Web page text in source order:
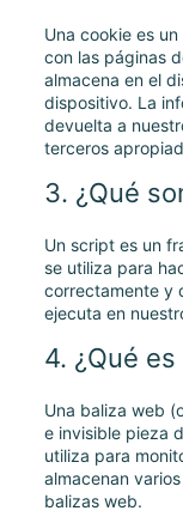
Una cookie es
con las páginas
almacena en el
dispositivo. La
devuelta a
terceros
3. ¿Qué
Un script es un
se utiliza para
correctamente y
ejecuta en
4. ¿Qué
Una baliza web
e invisible pieza
utiliza para
almacenan
balizas web.